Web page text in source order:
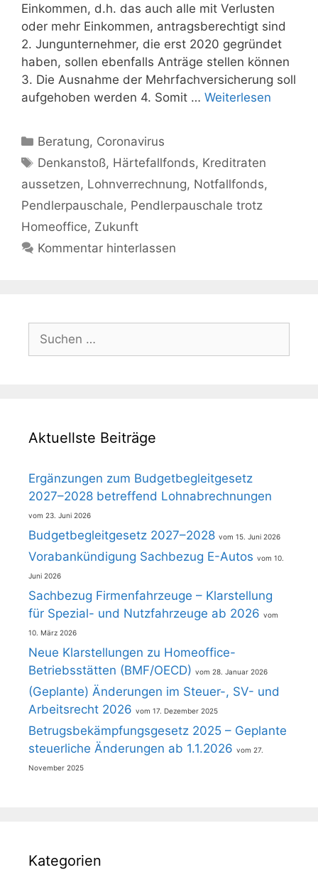
Einkommen, d.h. das auch alle mit Verlusten
oder mehr Einkommen, antragsberechtigt sind
2. Jungunternehmer, die erst 2020 gegründet
haben, sollen ebenfalls Anträge stellen können
3. Die Ausnahme der Mehrfachversicherung soll
aufgehoben werden 4. Somit … Weiterlesen
Kategorien
Beratung, Coronavirus
Schlagwörter
Denkanstoß, Härtefallfonds, Kreditraten
aussetzen, Lohnverrechnung, Notfallfonds,
Pendlerpauschale, Pendlerpauschale trotz
Homeoffice, Zukunft
Kommentar hinterlassen
Suchen
nach:
Aktuellste Beiträge
Ergänzungen zum Budgetbegleitgesetz
2027–2028 betreffend Lohnabrechnungen
23. Juni 2026
Budgetbegleitgesetz 2027–2028 15. Juni 2026
Vorabankündigung Sachbezug E-Autos 10.
Juni 2026
Sachbezug Firmenfahrzeuge – Klarstellung
für Spezial- und Nutzfahrzeuge ab 2026
10. März 2026
Neue Klarstellungen zu Homeoffice-
Betriebsstätten (BMF/OECD)
28. Januar 2026
(Geplante) Änderungen im Steuer-, SV- und
Arbeitsrecht 2026
17. Dezember 2025
Betrugsbekämpfungsgesetz 2025 – Geplante
steuerliche Änderungen ab 1.1.2026
27.
November 2025
Kategorien